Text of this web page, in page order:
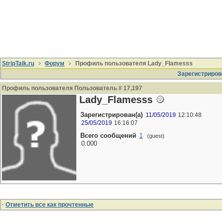
StripTalk.ru Форум
Профиль пользователя Lady_Flamesss
Профиль пользователя Пользователь # 17,197
Lady_Flamesss
Зарегистрирован(а) 11/05/2019 12:10:48
25/05/2019 16:16:07
Всего сообщений 1 (guest)
0.000
· Отметить все как прочтенные